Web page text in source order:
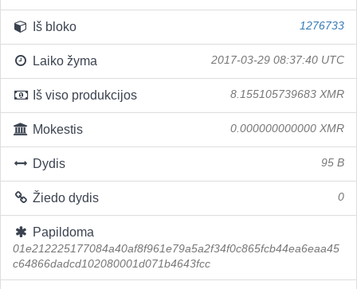
Iš bloko 1276733
Laiko žyma 2017-03-29 08:37:40 UTC
Iš viso produkcijos 8.155105739683 XMR
Mokestis 0.000000000000 XMR
Dydis 95 B
Žiedo dydis 0
Papildoma
01e212225177084a40af8f961e79a5a2f34f0c865fcb44ea6eaa45
c64866dadcd102080001d071b4643fcc